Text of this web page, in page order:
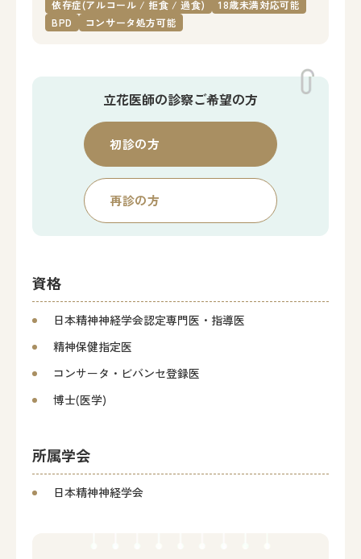
資格
日本精神神経学会認定専門医・指導医
精神保健指定医
コンサータ・ビバンセ登録医
博士(医学)
所属学会
日本精神神経学会
依存症(アルコール / 拒食 / 過食)
18歳未満対応可能
BPD
コンサータ処方可能
立花医師の診察ご希望の方
初診の方
再診の方